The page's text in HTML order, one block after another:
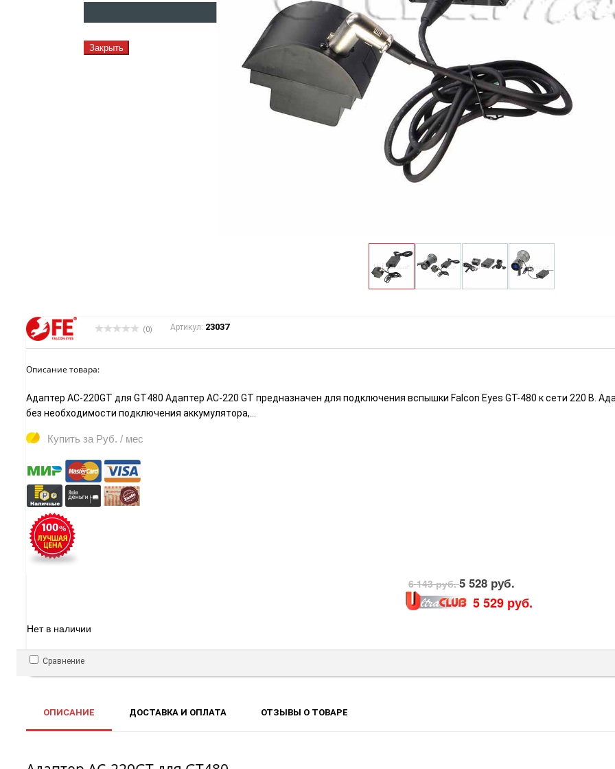
(0) Артикул: 23037
Описание товара:
Адаптер AC-220GT для GT480 Адаптер AC-220 GT предназначен для подключения вспышки Falcon Eyes GT-480 к сети 220 В.
без необходимости подключения аккумулятора,...
Купить за Руб. / мес
6 143 руб.5 528 руб.
5 529 руб.
Нет в наличии
Сравнение
ОПИСАНИЕ ДОСТАВКА И ОПЛАТА ОТЗЫВЫ О ТОВАРЕ
Быстрый просмотр
Закрыть